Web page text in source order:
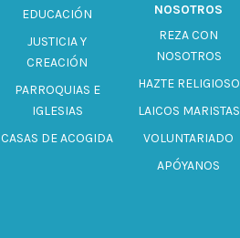
EDUCACIÓN
JUSTICIA Y
CREACIÓN
PARROQUIAS E
IGLESIAS
CASAS DE ACOGIDA
NOSOTROS
REZA CON
NOSOTROS
HAZTE RELIGIOSO
LAICOS MARISTAS
VOLUNTARIADO
APÓYANOS